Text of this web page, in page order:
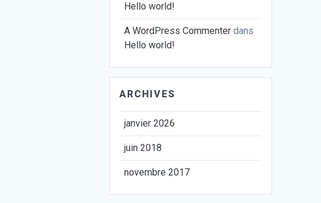
Hello world!
A WordPress Commenter dans
Hello world!
ARCHIVES
janvier 2026
juin 2018
novembre 2017